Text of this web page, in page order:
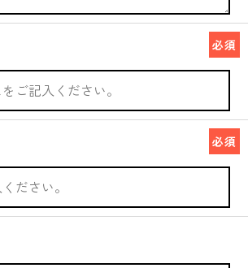
必須
必須